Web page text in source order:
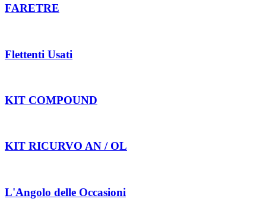
FARETRE
Flettenti Usati
KIT COMPOUND
KIT RICURVO AN / OL
L'Angolo delle Occasioni